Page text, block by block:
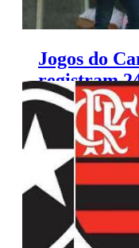
Jogos do
registram
no Rio e em